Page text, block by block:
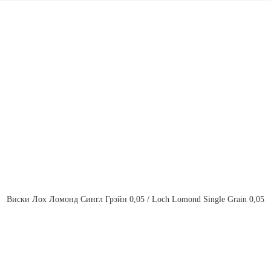
Виски Лох Ломонд Сингл Грэйн 0,05 / Loch Lomond Single Grain 0,05